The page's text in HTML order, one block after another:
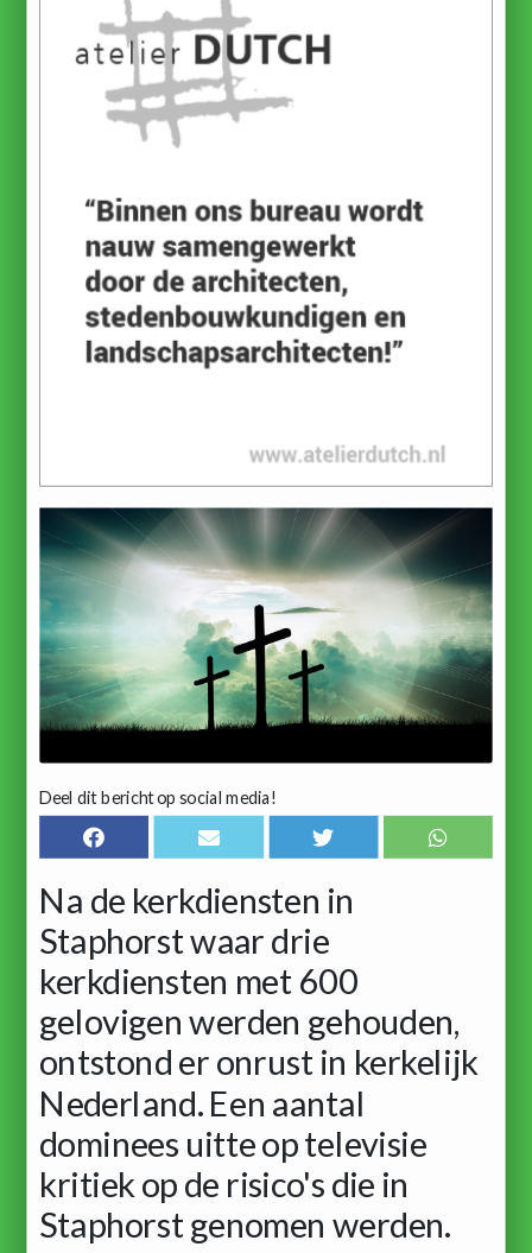
Deel dit bericht op social media!
Na de kerkdiensten in
Staphorst waar drie
kerkdiensten met 600
gelovigen werden gehouden,
ontstond er onrust in kerkelijk
Nederland. Een aantal
dominees uitte op televisie
kritiek op de risico's die in
Staphorst genomen werden.